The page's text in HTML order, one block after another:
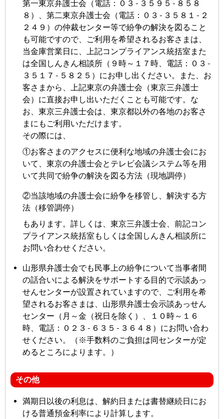
第一東京弁護士会（電話：０３-３５９５-８５８
８）、第二東京弁護士会（電話：０３-３５８１-２
２４９）の仲裁センター等で紛争の解決を図ること
も可能ですので、ご利用を希望されるお客さまは、
当金庫営業日に、上記コンプライアンス統括室また
は全国しんきん相談所（９時～１７時、電話：０３-
３５１７-５８２５）にお申し出ください。また、お
客さまから、上記東京の弁護士会（東京三弁護士
会）に直接お申し出いただくことも可能です。な
お、東京三弁護士会は、東京都以外の各地のお客さ
まにもご利用いただけます。
その際には、
①お客さまのアクセスに便利な地域の弁護士会にお
いて、東京の弁護士会とテレビ会議システム等を用
いて共同で紛争の解決を図る方法（現地調停）
②当該地域の弁護士会に紛争を移管し、解決する方
法（移管調停）
もあります。詳しくは、東京三弁護士会、前記コン
プライアンス統括室もしくは全国しんきん相談所に
お問い合わせください。
山形県弁護士会でも民事上の紛争について当事者間
の話合いによる解決をサポートする目的で示談あっ
せんセンターが設置されていますので、ご利用を希
望されるお客さまは、山形県弁護士会示談あっせん
センター（月～金（祝日を除く）、１０時～１６
時、電話：０２３-６３５-３６４８）にお問い合わ
せください。（※手数料のご負担は同センターが定
めるところによります。）
その他
満期日以後の利息は、解約日または書替継続日にお
ける普通預金利率により計算します。